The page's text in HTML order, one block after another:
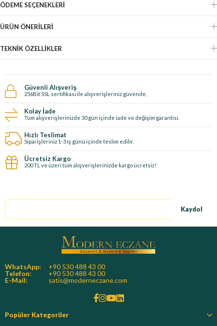
ÖDEME SEÇENEKLERI
ÜRÜN ÖNERILERI
TEKNIK ÖZELLIKLER
Güvenli Alışveriş
256Bit SSL sertifikası ile alışverişleriniz güvende.
Kolay İade
Tüm alışverişlerinizde 30 gün içinde iade ve değişim garantisi.
Hızlı Teslimat
Siparişleriniz 1-3 iş günü içinde teslim edilir.
Ücretsiz Kargo
200 TL ve üzeri tüm alışverişlerinizde kargo ücretsiz!
Kaydol
WhatsApp:
+90 530 488 43 00
Telefon:
+90 530 488 43 00
E-Mail:
satis@moderneczane.com
Popüler Kategoriler